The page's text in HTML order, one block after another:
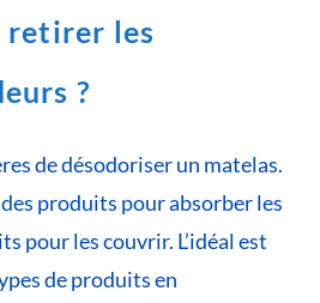
retirer les
?
de désodoriser un matelas.
produits pour absorber les
pour les couvrir. L’idéal est
de produits en